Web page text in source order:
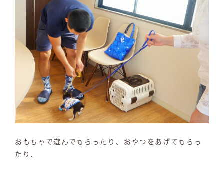
おもちゃで遊んでもらったり、おやつをあげてもらっ
たり、